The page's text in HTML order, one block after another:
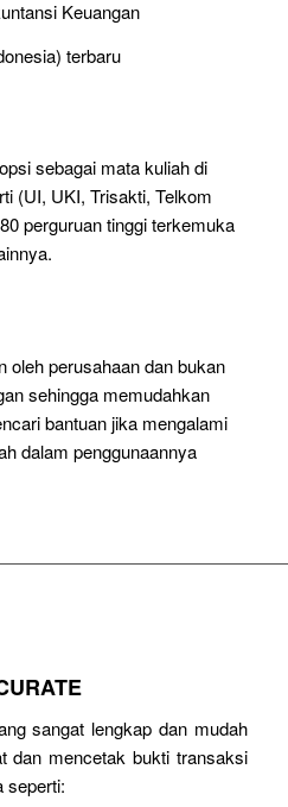
Keuangan
terbaru
sebagai mata kuliah di
(UI, UKI, Trisakti, Telkom
perguruan tinggi terkemuka
oleh perusahaan dan bukan
sehingga memudahkan
bantuan jika mengalami
dalam penggunaannya
sangat lengkap dan mudah
dan mencetak bukti transaksi
seperti: